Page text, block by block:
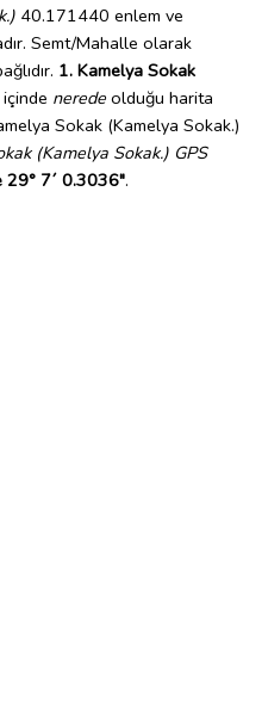
40.171440 enlem ve
Semt/Mahalle olarak
1. Kamelya Sokak
nerede olduğu harita
Sokak (Kamelya Sokak.)
(Kamelya Sokak.) GPS
29° 7´ 0.3036".